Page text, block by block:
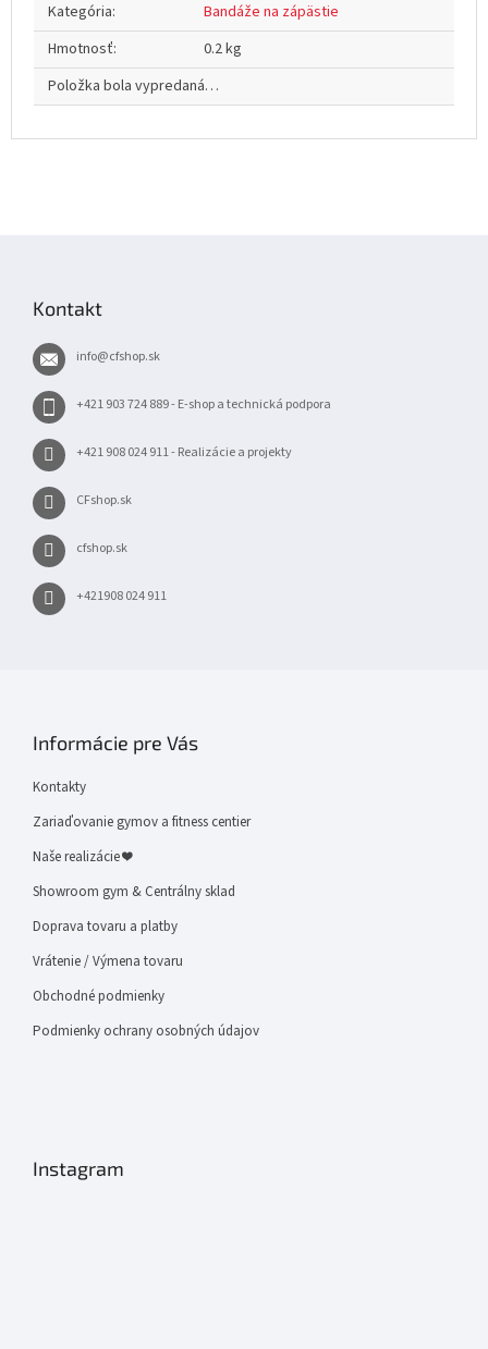
Kategória:
Bandáže na zápästie
Hmotnosť:
0.2 kg
Položka bola vypredaná…
Kontakt
info@cfshop.sk
+421 903 724 889 - E-shop a technická podpora
+421 908 024 911 - Realizácie a projekty
CFshop.sk
cfshop.sk
+421908 024 911
Informácie pre Vás
Kontakty
Zariaďovanie gymov a fitness centier
Naše realizácie ❤
Showroom gym & Centrálny sklad
Doprava tovaru a platby
Vrátenie / Výmena tovaru
Obchodné podmienky
Podmienky ochrany osobných údajov
Instagram